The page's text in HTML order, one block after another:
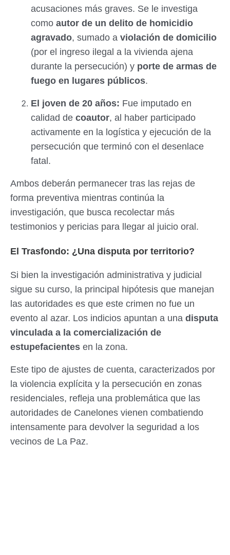
acusaciones más graves. Se le investiga
como autor de un delito de homicidio
agravado, sumado a violación de domicilio
(por el ingreso ilegal a la vivienda ajena
durante la persecución) y porte de armas de
fuego en lugares públicos.
El joven de 20 años: Fue imputado en
calidad de coautor, al haber participado
activamente en la logística y ejecución de la
persecución que terminó con el desenlace
fatal.
Ambos deberán permanecer tras las rejas de
forma preventiva mientras continúa la
investigación, que busca recolectar más
testimonios y pericias para llegar al juicio oral.
El Trasfondo: ¿Una disputa por territorio?
Si bien la investigación administrativa y judicial
sigue su curso, la principal hipótesis que manejan
las autoridades es que este crimen no fue un
evento al azar. Los indicios apuntan a una disputa
vinculada a la comercialización de
estupefacientes en la zona.
Este tipo de ajustes de cuenta, caracterizados por
la violencia explícita y la persecución en zonas
residenciales, refleja una problemática que las
autoridades de Canelones vienen combatiendo
intensamente para devolver la seguridad a los
vecinos de La Paz.